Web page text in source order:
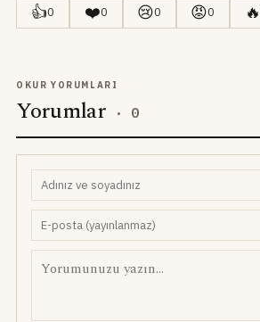
👍0 ❤️0 😢0 😡0 🔥
OKUR YORUMLARI
Yorumlar · 0